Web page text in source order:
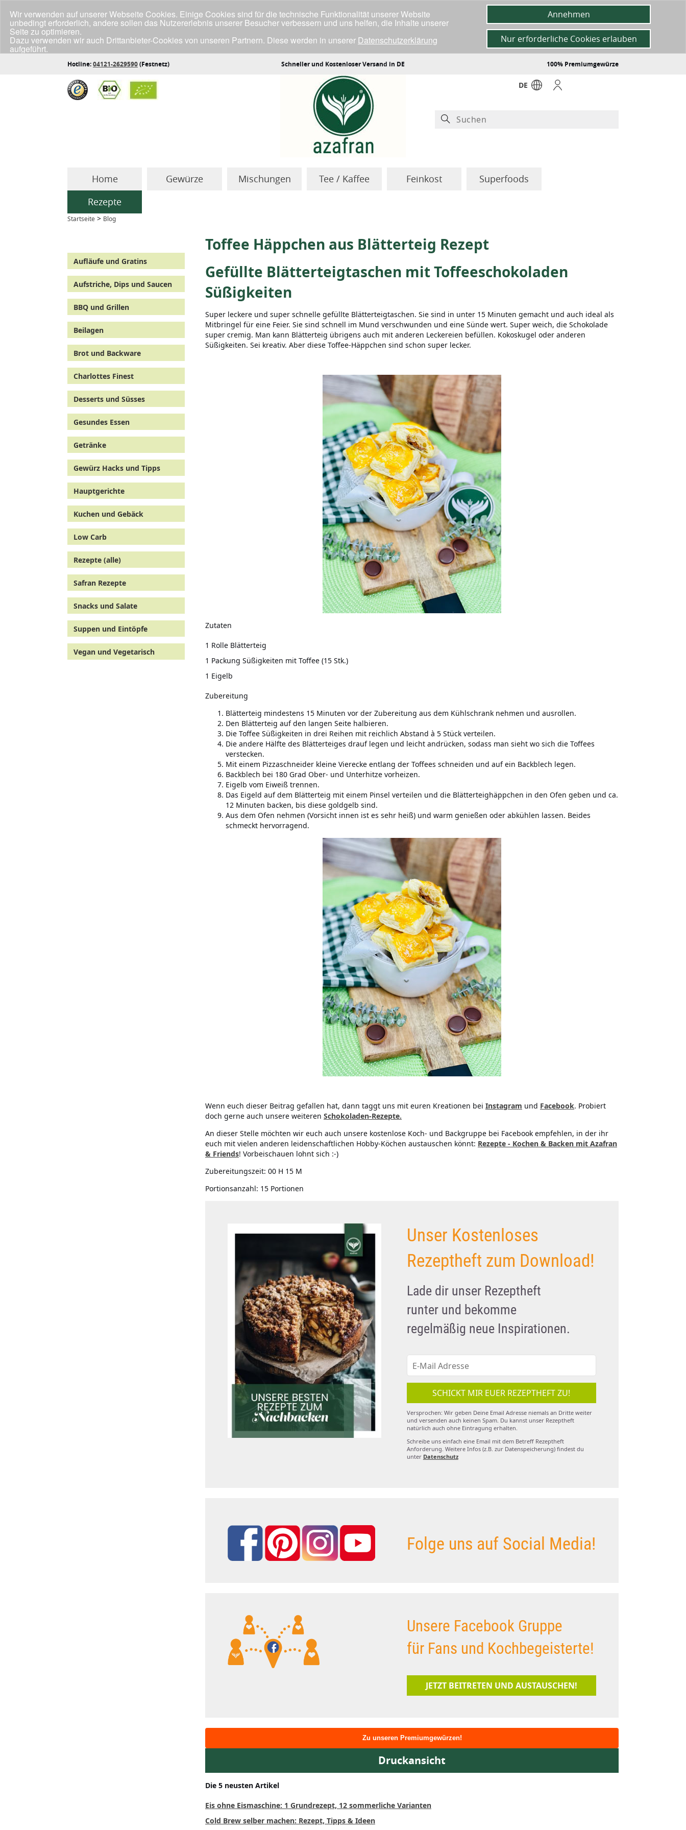
Hotline:04121-2629590(Festnetz) Schneller und Kostenloser Versand in DE 100% Premiumgewürze
DE
Home Gewürze Mischungen Tee / Kaffee Feinkost
Superfoods
Rezepte
Startseite > Blog
Aufläufe und Gratins
Aufstriche, Dips und Saucen
BBQ und Grillen
Beilagen
Brot und Backware
Charlottes Finest
Desserts und Süsses
Gesundes Essen
Getränke
Gewürz Hacks und Tipps
Hauptgerichte
Kuchen und Gebäck
Low Carb
Rezepte (alle)
Safran Rezepte
Snacks und Salate
Suppen und Eintöpfe
Vegan und Vegetarisch
Toffee Häppchen aus Blätterteig Rezept
Gefüllte Blätterteigtaschen mit Toffeeschokoladen
Süßigkeiten
Super leckere und super schnelle gefüllte Blätterteigtaschen. Sie sind in unter 15 Minuten gemacht und auch ideal als
Mitbringel für eine Feier. Sie sind schnell im Mund verschwunden und eine Sünde wert. Super weich, die Schokolade
super cremig. Man kann Blätterteig übrigens auch mit anderen Leckereien befüllen. Kokoskugel oder anderen
Süßigkeiten. Sei kreativ. Aber diese Toffee-Häppchen sind schon super lecker.
Zutaten
1 Rolle Blätterteig
1 Packung Süßigkeiten mit Toffee (15 Stk.)
1 Eigelb
Zubereitung
Blätterteig mindestens 15 Minuten vor der Zubereitung aus dem Kühlschrank nehmen und ausrollen.
Den Blätterteig auf den langen Seite halbieren.
Die Toffee Süßigkeiten in drei Reihen mit reichlich Abstand à 5 Stück verteilen.
Die andere Hälfte des Blätterteiges drauf legen und leicht andrücken, sodass man sieht wo sich die Toffees
verstecken.
Mit einem Pizzaschneider kleine Vierecke entlang der Toffees schneiden und auf ein Backblech legen.
Backblech bei 180 Grad Ober- und Unterhitze vorheizen.
Eigelb vom Eiweiß trennen.
Das Eigeld auf dem Blätterteig mit einem Pinsel verteilen und die Blätterteighäppchen in den Ofen geben und ca.
12 Minuten backen, bis diese goldgelb sind.
Aus dem Ofen nehmen (Vorsicht innen ist es sehr heiß) und warm genießen oder abkühlen lassen. Beides
schmeckt hervorragend.
Wenn euch dieser Beitrag gefallen hat, dann taggt uns mit euren Kreationen bei Instagram und Facebook. Probiert
doch gerne auch unsere weiteren Schokoladen-Rezepte.
An dieser Stelle möchten wir euch auch unsere kostenlose Koch- und Backgruppe bei Facebook empfehlen, in der ihr
euch mit vielen anderen leidenschaftlichen Hobby-Köchen austauschen könnt: Rezepte - Kochen & Backen mit Azafran
& Friends! Vorbeischauen lohnt sich :-)
Zubereitungszeit: 00 H 15 M
Portionsanzahl: 15 Portionen
Unser Kostenloses
Rezeptheft zum Download!
Lade dir unser Rezeptheft
runter und bekomme
regelmäßig neue Inspirationen.
SCHICKT MIR EUER REZEPTHEFT ZU!
Versprochen: Wir geben Deine Email Adresse niemals an Dritte weiter
und versenden auch keinen Spam. Du kannst unser Rezeptheft
natürlich auch ohne Eintragung erhalten.
Schreibe uns einfach eine Email mit dem Betreff Rezeptheft
Anforderung. Weitere Infos (z.B. zur Datenspeicherung) findest du
unter Datenschutz
Folge uns auf Social Media!
Unsere Facebook Gruppe
für Fans und Kochbegeisterte!
JETZT BEITRETEN UND AUSTAUSCHEN!
Zu unseren Premiumgewürzen!
Druckansicht
Die 5 neusten Artikel
Eis ohne Eismaschine: 1 Grundrezept, 12 sommerliche Varianten
Cold Brew selber machen: Rezept, Tipps & Ideen
Wir verwenden auf unserer Webseite Cookies. Einige Cookies sind für die technische Funktionalität unserer Website
unbedingt erforderlich, andere sollen das Nutzererlebnis unserer Besucher verbessern und uns helfen, die Inhalte unserer
Seite zu optimieren.
Dazu verwenden wir auch Drittanbieter-Cookies von unseren Partnern. Diese werden in unserer Datenschutzerklärung
aufgeführt.
Klicke unten auf "Annehmen", wenn du mit der Verwendung aller Cookies einverstanden bist.
Annehmen
Nur erforderliche Cookies erlauben